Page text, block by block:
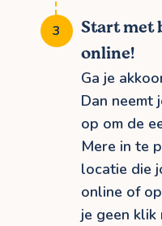
Start met
online!
Ga je
Dan neemt
op om de
Mere in te
locatie die
online of
je geen klik